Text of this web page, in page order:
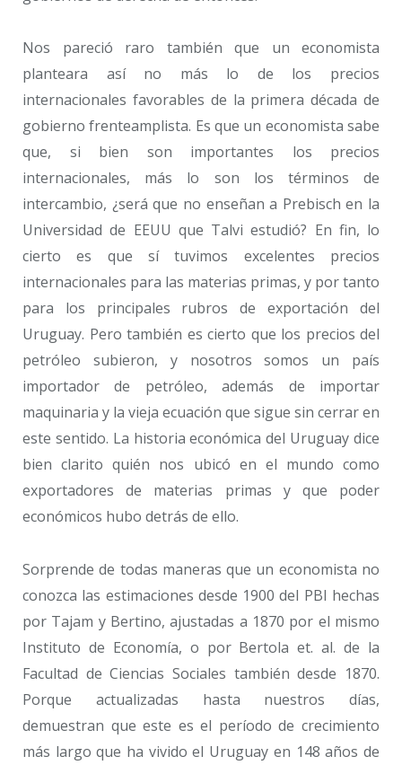
Nos pareció raro también que un economista
planteara así no más lo de los precios
internacionales favorables de la primera década de
gobierno frenteamplista. Es que un economista sabe
que, si bien son importantes los precios
internacionales, más lo son los términos de
intercambio, ¿será que no enseñan a Prebisch en la
Universidad de EEUU que Talvi estudió? En fin, lo
cierto es que sí tuvimos excelentes precios
internacionales para las materias primas, y por tanto
para los principales rubros de exportación del
Uruguay. Pero también es cierto que los precios del
petróleo subieron, y nosotros somos un país
importador de petróleo, además de importar
maquinaria y la vieja ecuación que sigue sin cerrar en
este sentido. La historia económica del Uruguay dice
bien clarito quién nos ubicó en el mundo como
exportadores de materias primas y que poder
económicos hubo detrás de ello.
Sorprende de todas maneras que un economista no
conozca las estimaciones desde 1900 del PBI hechas
por Tajam y Bertino, ajustadas a 1870 por el mismo
Instituto de Economía, o por Bertola et. al. de la
Facultad de Ciencias Sociales también desde 1870.
Porque actualizadas hasta nuestros días,
demuestran que este es el período de crecimiento
más largo que ha vivido el Uruguay en 148 años de